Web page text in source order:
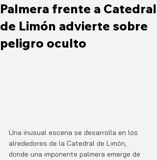
Palmera frente a Catedral
de Limón advierte sobre
peligro oculto
Una inusual escena se desarrolla en los
alrededores de la Catedral de Limón,
donde una imponente palmera emerge de